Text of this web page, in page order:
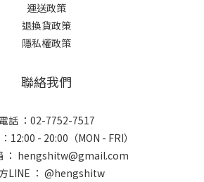
運送政策
退換貨政策
隱私權政策
聯絡我們
電話 ：02-7752-7517
12:00 - 20:00（MON - FRI）
： hengshitw@gmail.com
LINE ： @hengshitw